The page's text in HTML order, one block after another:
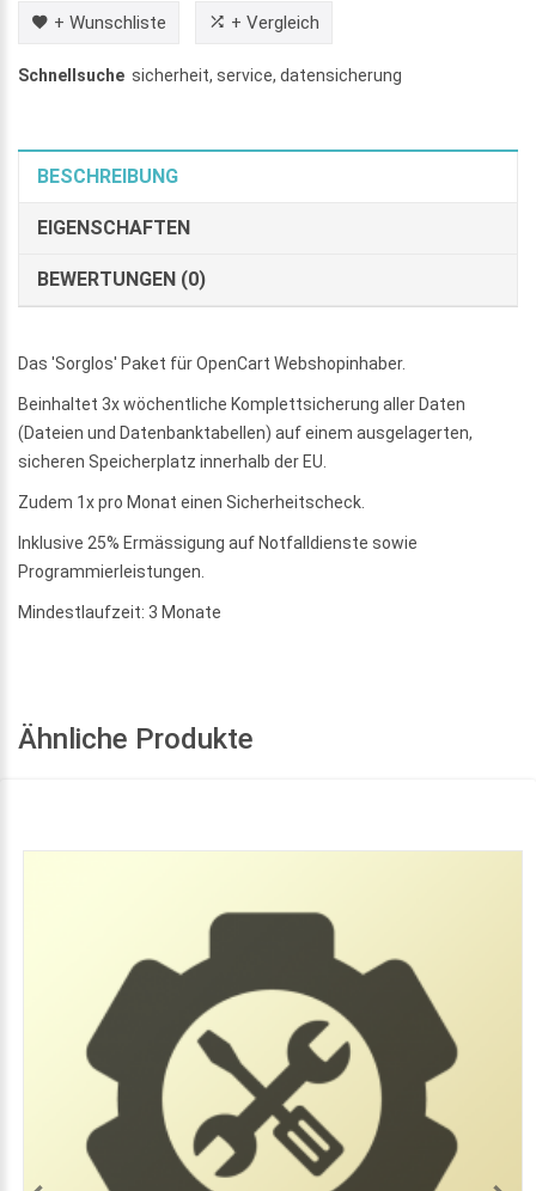
+ Wunschliste + Vergleich
Schnellsuche sicherheit, service, datensicherung
BESCHREIBUNG
EIGENSCHAFTEN
BEWERTUNGEN (0)
Das 'Sorglos' Paket für OpenCart Webshopinhaber.
Beinhaltet 3x wöchentliche Komplettsicherung aller Daten
(Dateien und Datenbanktabellen) auf einem ausgelagerten,
sicheren Speicherplatz innerhalb der EU.
Zudem 1x pro Monat einen Sicherheitscheck.
Inklusive 25% Ermässigung auf Notfalldienste sowie
Programmierleistungen.
Mindestlaufzeit: 3 Monate
Ähnliche Produkte